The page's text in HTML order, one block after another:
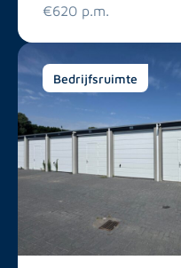
€620 p.m.
Bedrijfsruimte